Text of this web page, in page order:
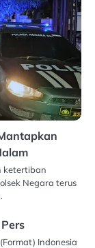
ketertiban
Negara terus
Indonesia